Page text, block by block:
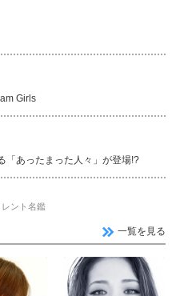
Girls
「あったまった人々」が登場!?
ント名鑑
一覧を見る